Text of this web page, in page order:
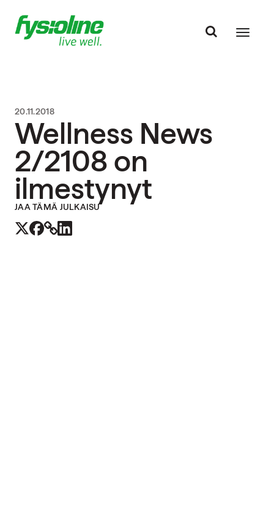
20.11.2018
Wellness News
2/2108 on
ilmestynyt
JAA TÄMÄ JULKAISU